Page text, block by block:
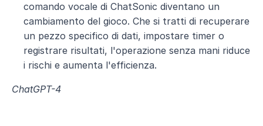
comando vocale di ChatSonic diventano un
cambiamento del gioco. Che si tratti di recuperare
un pezzo specifico di dati, impostare timer o
registrare risultati, l'operazione senza mani riduce
i rischi e aumenta l'efficienza.
ChatGPT-4